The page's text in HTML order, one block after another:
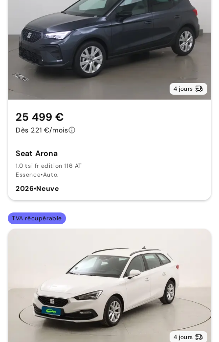
4 jours
Seat Arona
1.0 tsi fr edition 116 AT
Essence•Auto.
2026•Neuve
25 499 €
Dès 221 €/mois
TVA récupérable
4 jours